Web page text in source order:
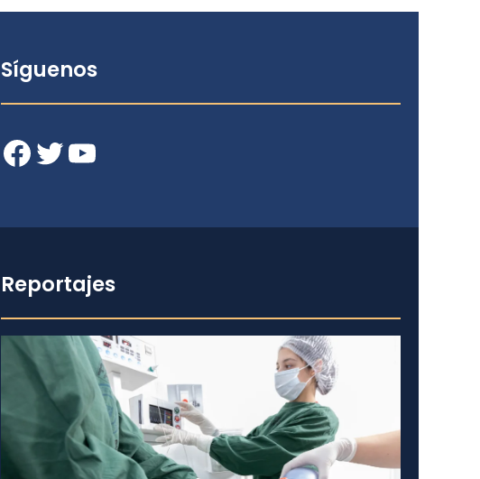
Síguenos
Facebook Twitter YouTube
Reportajes